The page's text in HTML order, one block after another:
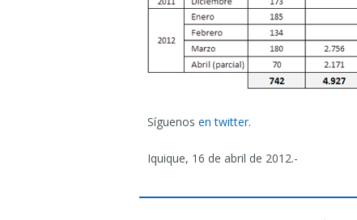
Síguenos en twitter.
Iquique, 16 de abril de 2012.-